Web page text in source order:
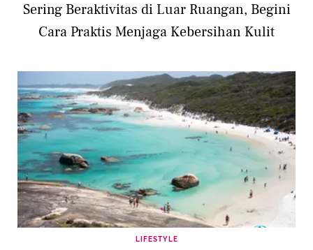
Sering Beraktivitas di Luar Ruangan, Begini
Cara Praktis Menjaga Kebersihan Kulit
LIFESTYLE